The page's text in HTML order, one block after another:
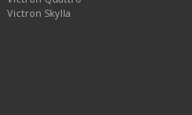
Victron Skylla